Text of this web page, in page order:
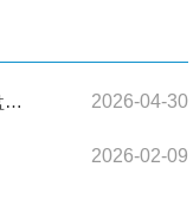
长沙出台新政，持续探索农村闲置房屋盘活新路径 2026-04-30
2026-02-09